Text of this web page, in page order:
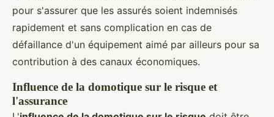
pour s'assurer que les assurés soient indemnisés
rapidement et sans complication en cas de
défaillance d'un équipement aimé par ailleurs pour sa
contribution à des canaux économiques.
Influence de la domotique sur le risque et
l'assurance